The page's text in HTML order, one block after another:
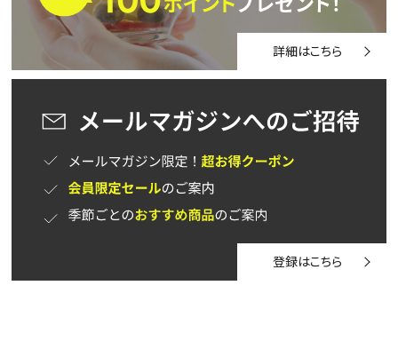
詳細検索
キーワードで探す
水出し お試し ルイボスカモミール仙鶴草深蒸し茶 業務用大容量
予算・価格で探す
円
詳細はこちら
登録はこちら